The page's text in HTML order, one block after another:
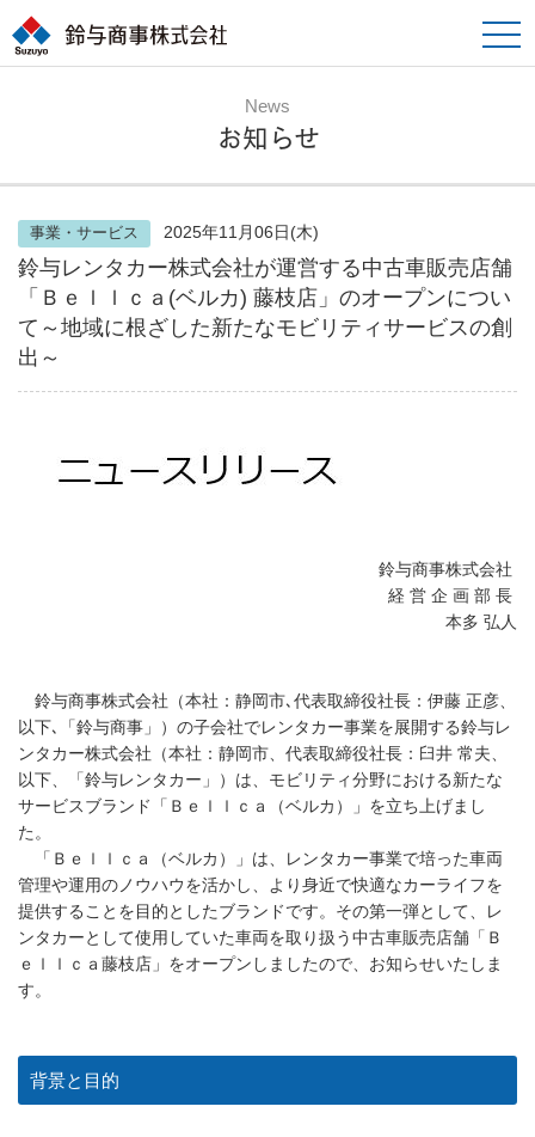
toggle
News
お知らせ
事業・サービス 2025年11月06日(木)
鈴与レンタカー株式会社が運営する中古車販売店舗
「Ｂｅｌｌｃａ(ベルカ) 藤枝店」のオープンについ
て～地域に根ざした新たなモビリティサービスの創
出～
鈴与商事株式会社
経 営 企 画 部 長
本多 弘人
鈴与商事株式会社（本社：静岡市､代表取締役社長：伊藤 正彦、
以下､「鈴与商事」）の子会社でレンタカー事業を展開する鈴与レ
ンタカー株式会社（本社：静岡市、代表取締役社長：臼井 常夫、
以下、「鈴与レンタカー」）は、モビリティ分野における新たな
サービスブランド「Ｂｅｌｌｃａ（ベルカ）」を立ち上げまし
た。
「Ｂｅｌｌｃａ（ベルカ）」は、レンタカー事業で培った車両
管理や運用のノウハウを活かし、より身近で快適なカーライフを
提供することを目的としたブランドです。その第一弾として、レ
ンタカーとして使用していた車両を取り扱う中古車販売店舗「Ｂ
ｅｌｌｃａ藤枝店」をオープンしましたので、お知らせいたしま
す。
背景と目的